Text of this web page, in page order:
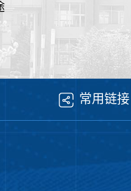
常用链接